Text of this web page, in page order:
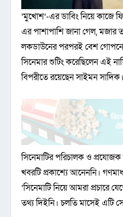
‘মুখোশ’-এর ডাবিং নিয়ে কাজে
এর পাশাপাশি জানা গেল, মজার
লকডাউনের পরপরই বেশ গোপনে
সিনেমার শুটিং করেছিলেন এই
বিপরীতে রয়েছেন সাইমন সাদিক।
সিনেমাটির পরিচালক ও
খবরটি প্রকাশ্যে আনেননি।
‘সিনেমাটি নিয়ে আমরা প্রচারে
তথ্য দিইনি। চলতি মাসেই এটি